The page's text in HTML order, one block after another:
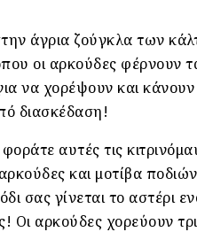
άγρια ​​ζούγκλα των
οι αρκούδες φέρνουν
να χορέψουν και
διασκέδαση!
αυτές τις
και μοτίβα
σας γίνεται το αστέρι
Οι αρκούδες χορεύουν